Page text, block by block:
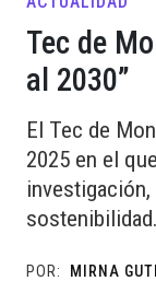
Tec de
al 2030”
El Tec de
2025 en el
sostenibilidad.
POR:
MIRNA